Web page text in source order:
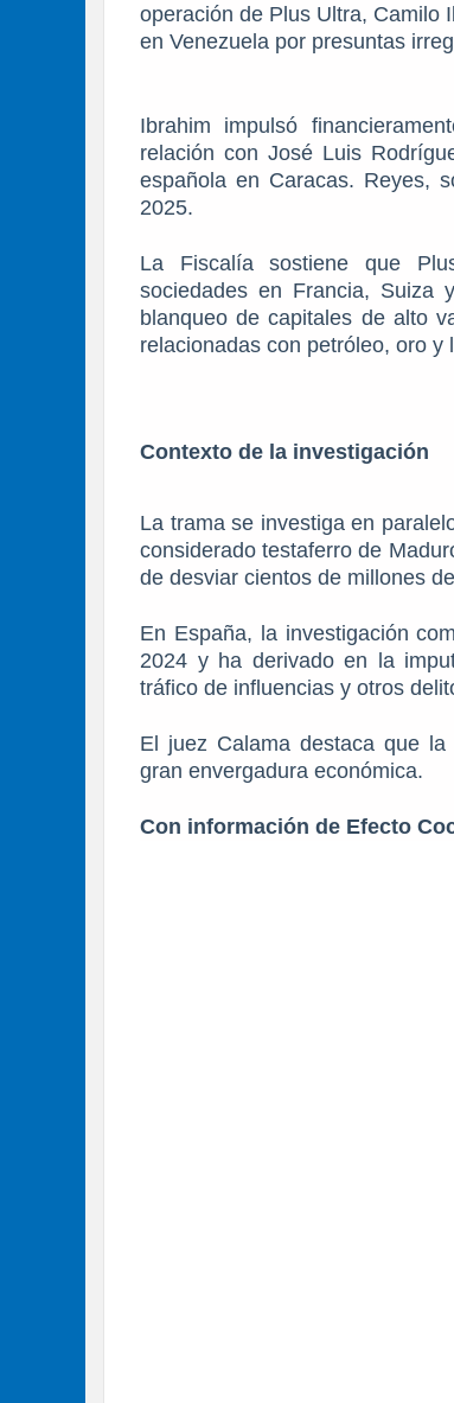
operación de Plus Ultra, Camilo
en Venezuela por presuntas
Ibrahim impulsó
relación con José Luis
española en Caracas. Reyes,
2025.
La Fiscalía sostiene que
sociedades en Francia, Suiza
blanqueo de capitales de alto
relacionadas con petróleo, oro y
Contexto de la investigación
La trama se investiga en
considerado testaferro de
de desviar cientos de millones
En España, la investigación
2024 y ha derivado en la
tráfico de influencias y otros
El juez Calama destaca que
gran envergadura económica.
Con información de Efecto